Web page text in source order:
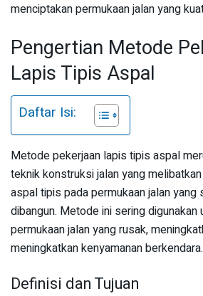
menciptakan permukaan jalan yang
Pengertian Metode
Lapis Tipis Aspal
Daftar Isi:
Metode pekerjaan lapis tipis aspal
teknik konstruksi jalan yang
aspal tipis pada permukaan jalan yang
dibangun. Metode ini sering digunakan
permukaan jalan yang rusak,
meningkatkan kenyamanan berkendara.
Definisi dan Tujuan